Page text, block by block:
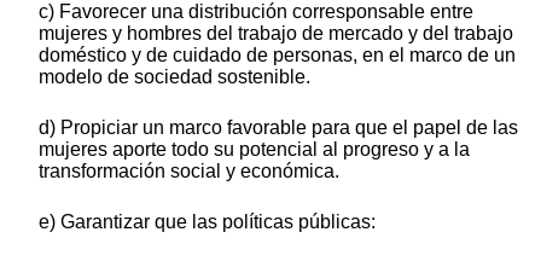
c) Favorecer una distribución corresponsable entre
mujeres y hombres del trabajo de mercado y del trabajo
doméstico y de cuidado de personas, en el marco de un
modelo de sociedad sostenible.
d) Propiciar un marco favorable para que el papel de las
mujeres aporte todo su potencial al progreso y a la
transformación social y económica.
e) Garantizar que las políticas públicas: